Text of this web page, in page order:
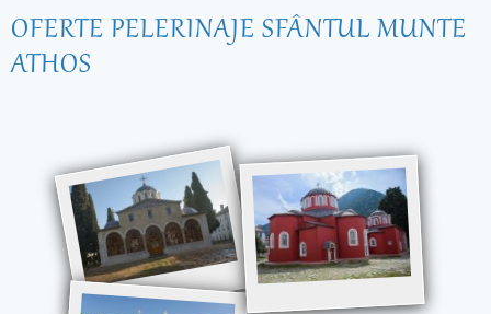
OFERTE PELERINAJE SFÂNTUL MUNTE
ATHOS